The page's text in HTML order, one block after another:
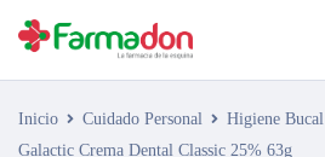
Inicio Cuidado Personal Higiene Bucal
Galactic Crema Dental Classic 25% 63g